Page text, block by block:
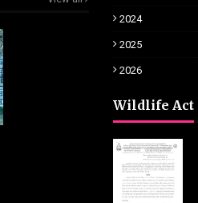
2024
2025
2026
Wildlife Act